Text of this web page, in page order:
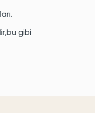
gibi